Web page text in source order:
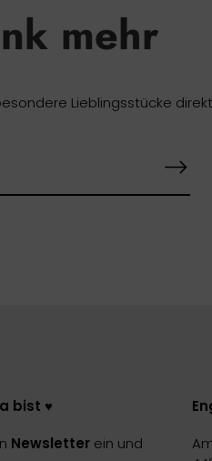
mehr
Lieblingsstücke
bist ♥️
Newsletter ein und